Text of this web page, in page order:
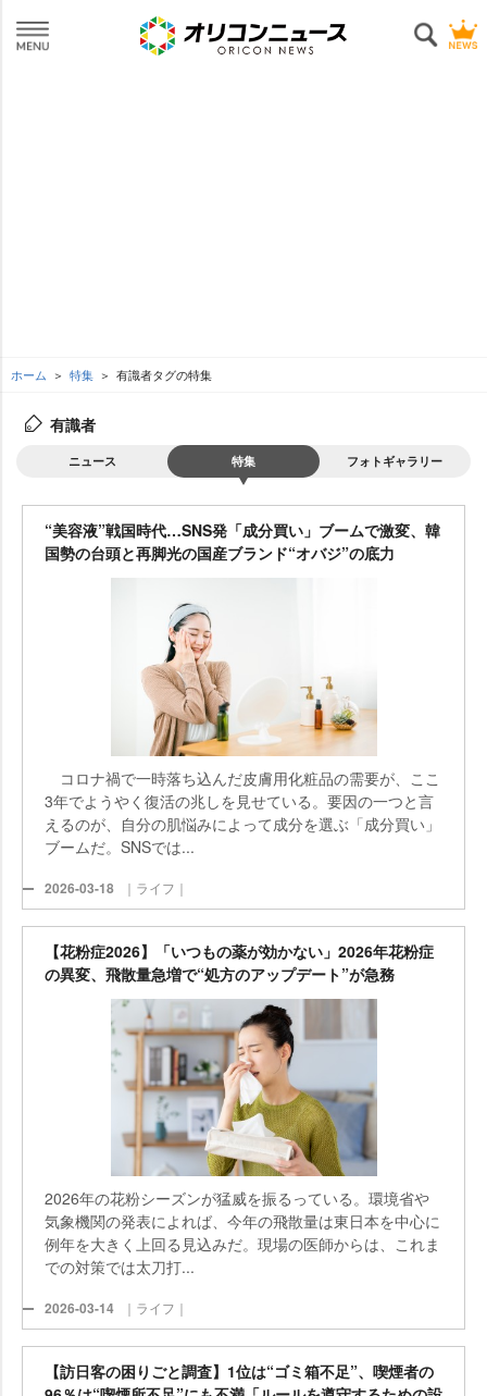
ホーム 特集 有識者タグの特集
有識者
ニュース 特集 フォトギャラリー
“美容液”戦国時代…SNS発「成分買い」ブームで激変、韓
国勢の台頭と再脚光の国産ブランド“オバジ”の底力
コロナ禍で一時落ち込んだ皮膚用化粧品の需要が、ここ
3年でようやく復活の兆しを見せている。要因の一つと言
えるのが、自分の肌悩みによって成分を選ぶ「成分買い」
ブームだ。SNSでは...
2026-03-18 ｜ライフ｜
【花粉症2026】「いつもの薬が効かない」2026年花粉症
の異変、飛散量急増で“処方のアップデート”が急務
2026年の花粉シーズンが猛威を振るっている。環境省
気象機関の発表によれば、今年の飛散量は東日本を中心に
例年を大きく上回る見込みだ。現場の医師からは、これま
での対策では太刀打...
2026-03-14 ｜ライフ｜
【訪日客の困りごと調査】1位は“ゴミ箱不足”、喫煙者の